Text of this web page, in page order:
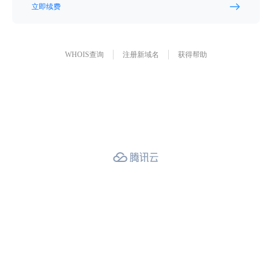
立即续费
WHOIS查询 注册新域名 获得帮助